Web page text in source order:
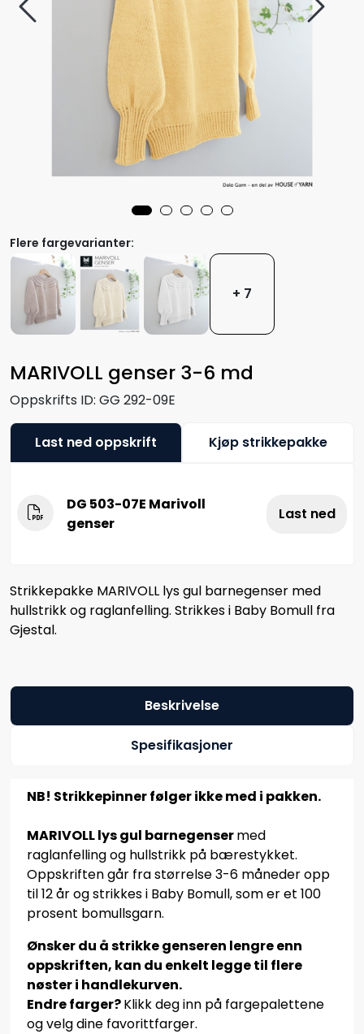
MARIVOLL genser 3-6 md
Oppskrifts ID: GG 292-09E
Flere fargevarianter:
+ 7
Last ned oppskrift Kjøp strikkepakke
DG 503-07E Marivoll
genser
Last ned
Strikkepakke MARIVOLL lys gul barnegenser med
hullstrikk og raglanfelling. Strikkes i Baby Bomull fra
Gjestal.
Beskrivelse
Spesifikasjoner
NB! Strikkepinner følger ikke med i pakken.
MARIVOLL lys gul barnegensermed
raglanfelling og hullstrikk på bærestykket.
Oppskriften går fra størrelse 3-6 måneder opp
til 12 år og strikkes i Baby Bomull, som er et 100
prosent bomullsgarn.
Ønsker du å strikke genseren lengre enn
oppskriften, kan du enkelt legge til flere
nøster i handlekurven.
Endre farger?Klikk deg inn på fargepalettene
og velg dine favorittfarger.